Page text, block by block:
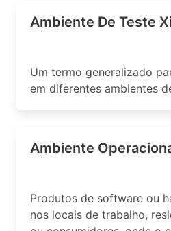
Ambiente De Teste
Um termo generalizado
em diferentes ambientes
Ambiente
Produtos de software ou
nos locais de trabalho,